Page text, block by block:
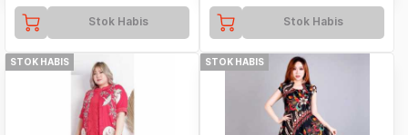
Stok Habis Stok Habis
STOK HABIS STOK HABIS